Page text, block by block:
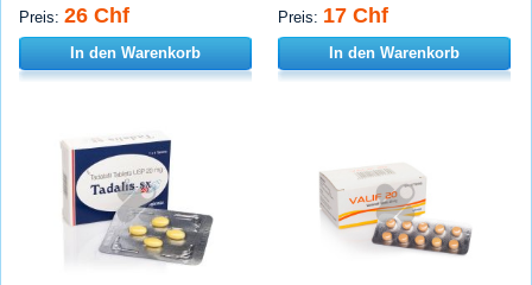
Preis: 26 Chf
In den Warenkorb
Preis: 17 Chf
In den Warenkorb